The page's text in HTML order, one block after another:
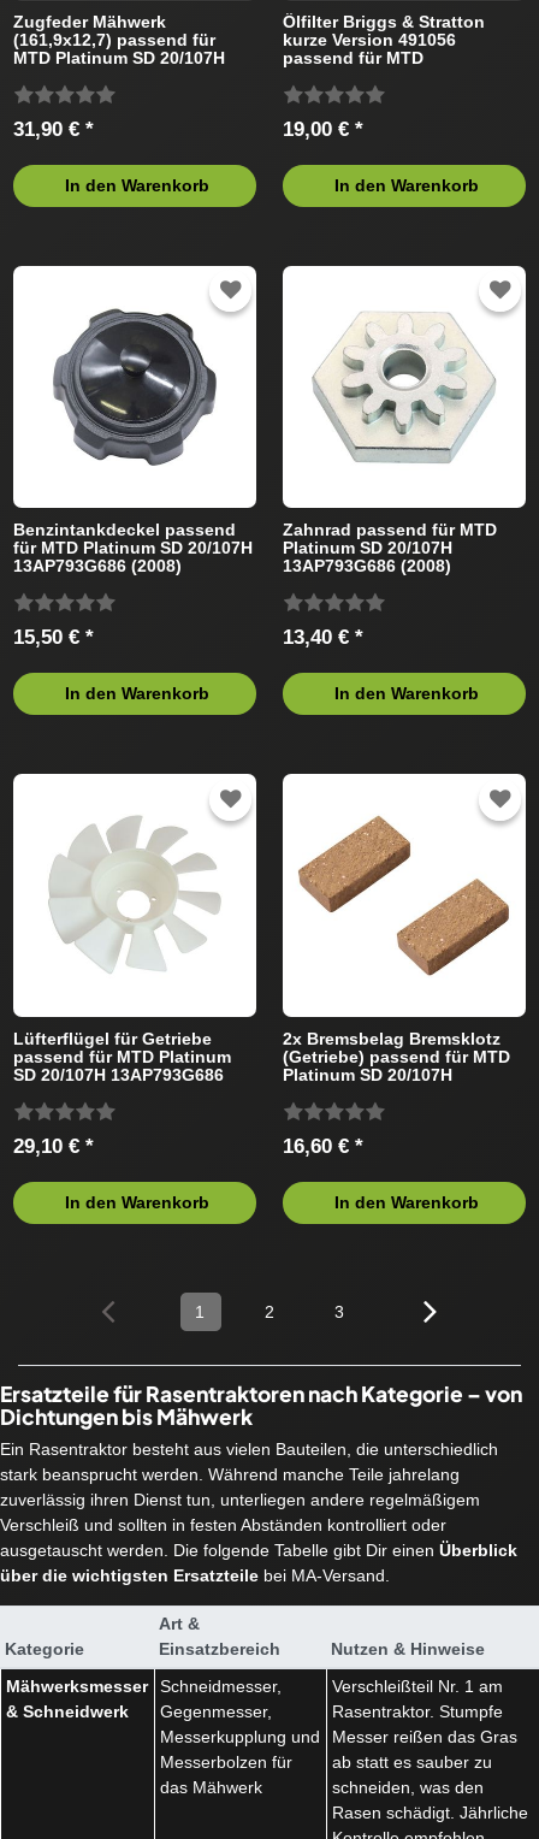
Zugfeder Mähwerk
(161,9x12,7) passend für
MTD Platinum SD 20/107H
Rasentraktor
31,90 € *
In den Warenkorb
Ölfilter Briggs & Stratton
kurze Version 491056
passend für MTD
19,00 € *
In den Warenkorb
Benzintankdeckel passend
für MTD Platinum SD 20/107H
13AP793G686 (2008)
15,50 € *
In den Warenkorb
Zahnrad passend für MTD
Platinum SD 20/107H
13AP793G686 (2008)
13,40 € *
In den Warenkorb
Lüfterflügel für Getriebe
passend für MTD Platinum
SD 20/107H 13AP793G686
29,10 € *
In den Warenkorb
2x Bremsbelag Bremsklotz
(Getriebe) passend für MTD
Platinum SD 20/107H
Rasentraktor
16,60 € *
In den Warenkorb
1 2 3
Ersatzteile für Rasentraktoren nach Kategorie – von
Dichtungen bis Mähwerk
Ein Rasentraktor besteht aus vielen Bauteilen, die unterschiedlich
stark beansprucht werden. Während manche Teile jahrelang
zuverlässig ihren Dienst tun, unterliegen andere regelmäßigem
Verschleiß und sollten in festen Abständen kontrolliert oder
ausgetauscht werden. Die folgende Tabelle gibt Dir einen Überblick
über die wichtigsten Ersatzteile bei MA-Versand.
Kategorie
Art &
Einsatzbereich
Nutzen & Hinweise
Mähwerksmesser
& Schneidwerk
Schneidmesser,
Gegenmesser,
Messerkupplung und
Messerbolzen für
das Mähwerk
Verschleißteil Nr. 1 am
Rasentraktor. Stumpfe
Messer reißen das Gras
ab statt es sauber zu
schneiden, was den
Rasen schädigt. Jährliche